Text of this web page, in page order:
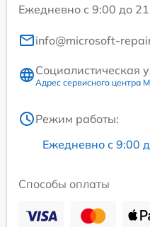
Ежедневно с 9:00 до
info@microsoft-
Социалистическая
Адрес сервисного центра
Режим работы:
Ежедневно с 9:00
Способы оплаты